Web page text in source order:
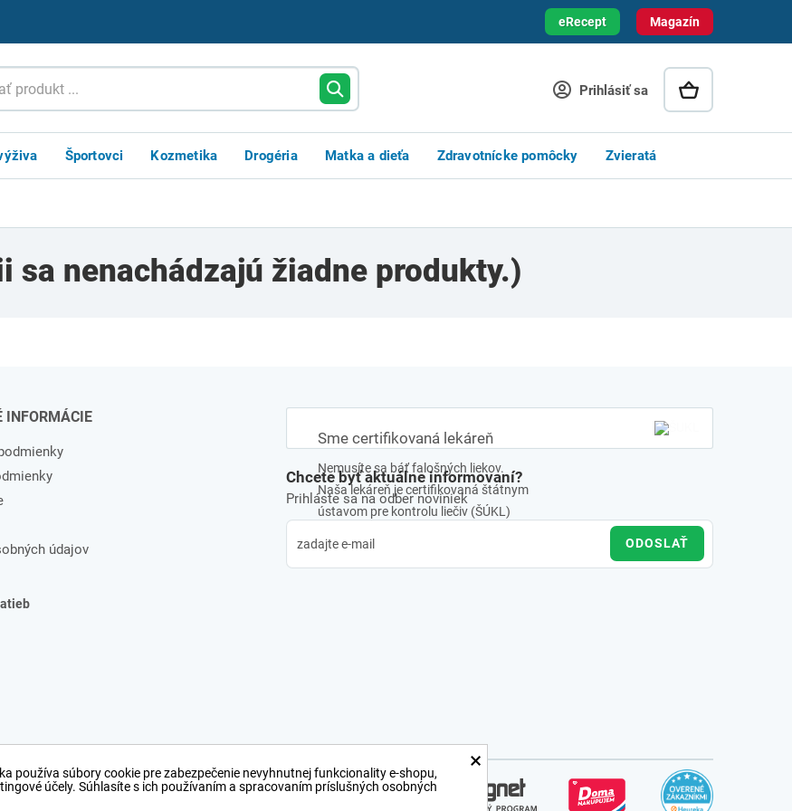
Magazín
eRecept
Prihlásiť sa
Športovci Kozmetika Drogéria Matka a dieťa Zdravotnícke pomôcky Zvieratá
sa nenachádzajú žiadne produkty.)
Sme certifikovaná lekáreň
Nemusíte sa báť falošných liekov.
Naša lekáreň je certifikovaná štátnym
ústavom pre kontrolu liečiv (ŠÚKL)
INFORMÁCIE
údajov
Chcete byť aktuálne informovaní?
Prihláste sa na odber noviniek
ODOSLAŤ
×
používa súbory cookie pre zabezpečenie nevyhnutnej funkcionality e-shopu,
účely. Súhlasíte s ich používaním a spracovaním príslušných osobných